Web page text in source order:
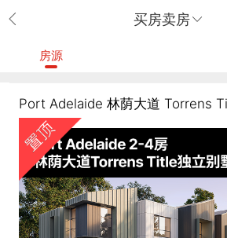
买房卖房
房源
Port Adelaide 林荫大道 Torrens